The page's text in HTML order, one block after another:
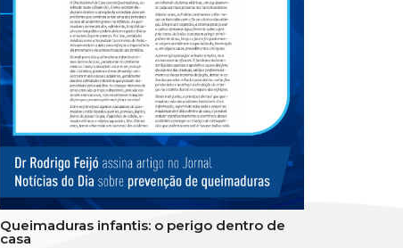
Queimaduras infantis: o perigo dentro de
casa